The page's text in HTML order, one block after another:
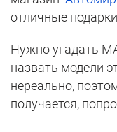
отличные
Нужно угадать
назвать модели
нереально,
получается,